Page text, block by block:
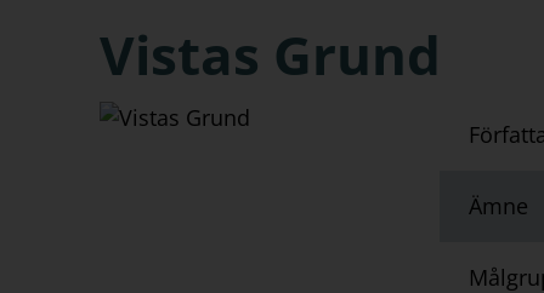
Vistas Grund
Ämne